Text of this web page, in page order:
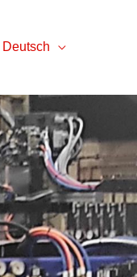
Deutsch